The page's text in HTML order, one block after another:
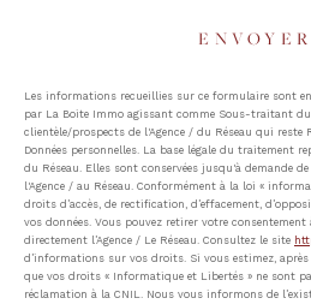
ENVOYER
Les informations recueillies sur ce formulaire sont
par La Boite Immo agissant comme Sous-traitant
clientèle/prospects de l'Agence / du Réseau qui reste
Données personnelles. La base légale du traitement
du Réseau. Elles sont conservées jusqu'à demande
l'Agence / au Réseau. Conformément à la loi «
droits d’accès, de rectification, d’effacement,
vos données. Vous pouvez retirer votre
directement l’Agence / Le Réseau. Consultez le site
d’informations sur vos droits. Si vous estimez, après
que vos droits « Informatique et Libertés » ne sont
réclamation à la CNIL. Nous vous informons de